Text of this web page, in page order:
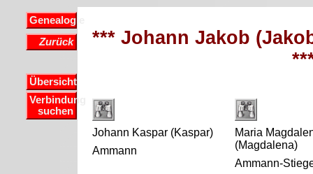
Genealogie
Zurück
Übersicht
Verbindung
suchen
*** Johann Jakob
Johann Kaspar (Kaspar)
Ammann
Maria
(Magdalena)
Ammann-